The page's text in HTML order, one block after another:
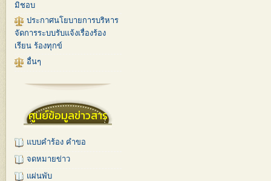
มิชอบ
ประกาศนโยบายการบริหาร
จัดการระบบรับแจ้งเรื่องร้อง
เรียน ร้องทุกข์
อื่นๆ
ศูนย์ข้อมูลข่าวสาร
แบบคำร้อง คำขอ
จดหมายข่าว
แผ่นพับ